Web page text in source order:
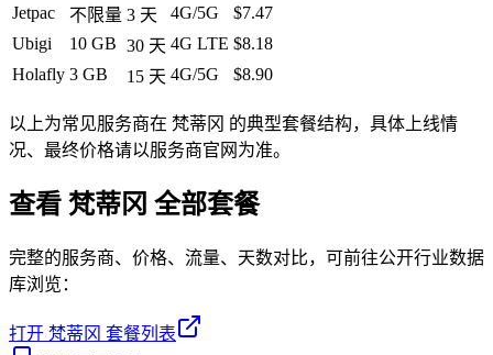
Jetpac
不限量 3 天 4G/5G
$7.47
Ubigi
10 GB 30 天 4G LTE $8.18
Holafly 3 GB 15 天 4G/5G $8.90
以上为常见服务商在 梵蒂冈 的典型套餐结构，具体上线情
况、最终价格请以服务商官网为准。
查看 梵蒂冈 全部套餐
完整的服务商、价格、流量、天数对比，可前往公开行业数据
库浏览：
打开 梵蒂冈 套餐列表